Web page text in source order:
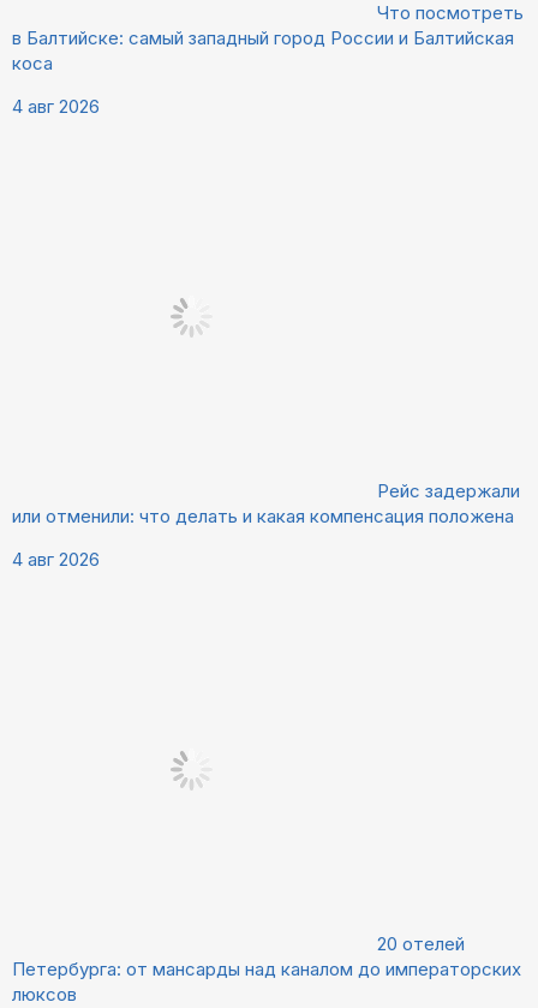
Что посмотреть
в Балтийске: самый западный город России и Балтийская
коса
4 авг 2026
Рейс задержали
или отменили: что делать и какая компенсация положена
4 авг 2026
20 отелей
Петербурга: от мансарды над каналом до императорских
люксов